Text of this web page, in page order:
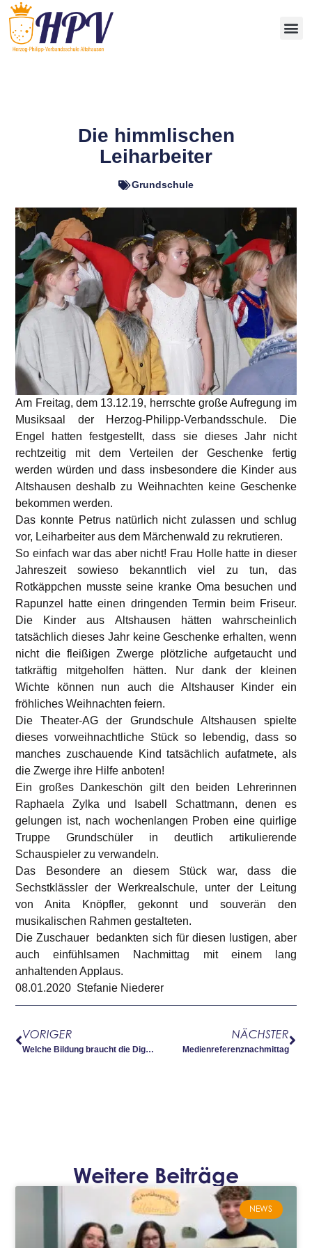
Die himmlischen
Leiharbeiter
Grundschule
Am Freitag, dem 13.12.19, herrschte große Aufregung im
Musiksaal der Herzog-Philipp-Verbandsschule. Die
Engel hatten festgestellt, dass sie dieses Jahr nicht
rechtzeitig mit dem Verteilen der Geschenke fertig
werden würden und dass insbesondere die Kinder aus
Altshausen deshalb zu Weihnachten keine Geschenke
bekommen werden.
Das konnte Petrus natürlich nicht zulassen und schlug
vor, Leiharbeiter aus dem Märchenwald zu rekrutieren.
So einfach war das aber nicht! Frau Holle hatte in dieser
Jahreszeit sowieso bekanntlich viel zu tun, das
Rotkäppchen musste seine kranke Oma besuchen und
Rapunzel hatte einen dringenden Termin beim Friseur.
Die Kinder aus Altshausen hätten wahrscheinlich
tatsächlich dieses Jahr keine Geschenke erhalten, wenn
nicht die fleißigen Zwerge plötzliche aufgetaucht und
tatkräftig mitgeholfen hätten. Nur dank der kleinen
Wichte können nun auch die Altshauser Kinder ein
fröhliches Weihnachten feiern.
Die Theater-AG der Grundschule Altshausen spielte
dieses vorweihnachtliche Stück so lebendig, dass so
manches zuschauende Kind tatsächlich aufatmete, als
die Zwerge ihre Hilfe anboten!
Ein großes Dankeschön gilt den beiden Lehrerinnen
Raphaela Zylka und Isabell Schattmann, denen es
gelungen ist, nach wochenlangen Proben eine quirlige
Truppe Grundschüler in deutlich artikulierende
Schauspieler zu verwandeln.
Das Besondere an diesem Stück war, dass die
Sechstklässler der Werkrealschule, unter der Leitung
von Anita Knöpfler, gekonnt und souverän den
musikalischen Rahmen gestalteten.
Die Zuschauer bedankten sich für diesen lustigen, aber
auch einfühlsamen Nachmittag mit einem lang
anhaltenden Applaus.
08.01.2020 Stefanie Niederer
VORIGER
Welche Bildung braucht die Digitalisierung?
NÄCHSTER
Medienreferenz­nachmittag
Weitere Beiträge
NEWS